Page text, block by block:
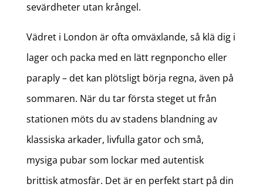
sevärdheter utan krångel.
Vädret i London är ofta omväxlande, så klä dig i
lager och packa med en lätt regnponcho eller
paraply – det kan plötsligt börja regna, även på
sommaren. När du tar första steget ut från
stationen möts du av stadens blandning av
klassiska arkader, livfulla gator och små,
mysiga pubar som lockar med autentisk
brittisk atmosfär. Det är en perfekt start på din